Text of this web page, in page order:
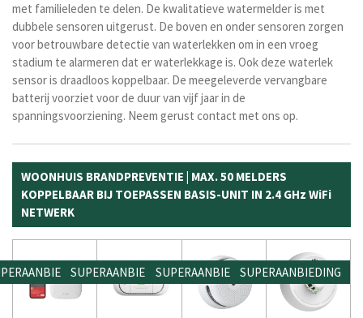
met familieleden te delen. De kwalitatieve watermelder is met
dubbele sensoren uitgerust. De boven en onder sensoren zorgen
voor betrouwbare detectie van waterlekken om in een vroeg
stadium te alarmeren dat er waterlekkage is. Ook deze waterlek
sensor is draadloos koppelbaar. De meegeleverde vervangbare
batterij voorziet voor de duur van vijf jaar in de
spanningsvoorziening. Neem gerust contact met ons op.
WOONHUIS BRANDPREVENTIE | MAX. 50 MELDERS
KOPPELBAAR BIJ TOEPASSEN BASIS-UNIT IN 2.4 GHz WiFi
NETWERK
SUPERAANBIEDINGSUPERAANBIEDINGSUPERAANBIEDING